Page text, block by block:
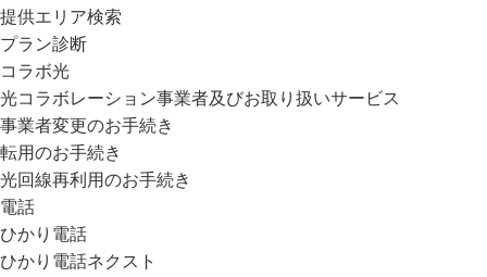
提供エリア検索
プラン診断
コラボ光
光コラボレーション事業者及びお取り扱いサービス
事業者変更のお手続き
転用のお手続き
光回線再利用のお手続き
電話
ひかり電話
ひかり電話ネクスト